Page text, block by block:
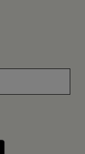
meg: Google